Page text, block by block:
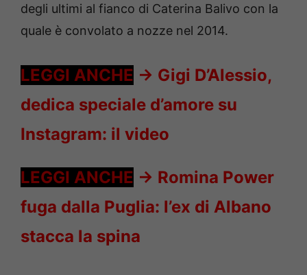
degli ultimi al fianco di Caterina Balivo con la
quale è convolato a nozze nel 2014.
LEGGI ANCHE -> Gigi D’Alessio,
dedica speciale d’amore su
Instagram: il video
LEGGI ANCHE -> Romina Power
fuga dalla Puglia: l’ex di Albano
stacca la spina